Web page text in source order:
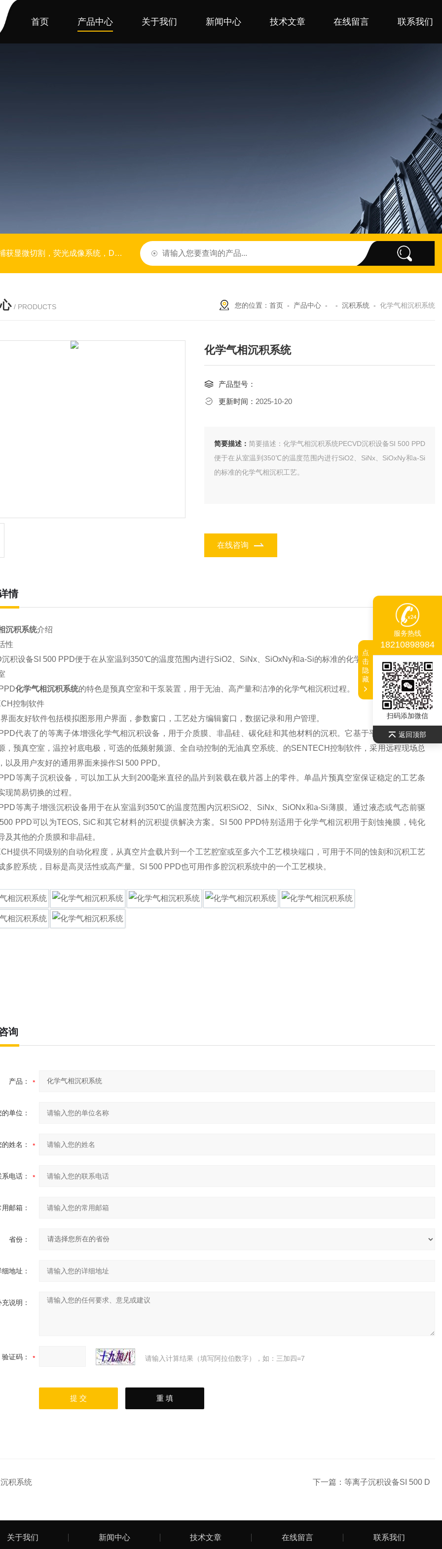
首页 产品中心 关于我们 新闻中心 技术文章 在线留言 联系我们
合成仪，半导体行业仪器设备，生命科学仪器，光刻机，
/ PRODUCTS 您的位置： 首页 - 产品中心 - - 沉积系统 - 化学气相沉积系统
化学气相沉积系统
产品型号：
更新时间： 2025-10-20
简要描述： 简要描述：化学气相沉积系统PECVD沉积设备SI 500 PPD
便于在从室温到350℃的温度范围内进行SiO2、SiNx、SiOxNy和a-Si
的标准的化学气相沉积工艺。
在线咨询
情
沉积系统介绍
性
积设备SI 500 PPD便于在从室温到350℃的温度范围内进行SiO2、SiNx、SiOxNy和a-Si的标准的化学气相沉积工艺。
化学气相沉积系统的特色是预真空室和干泵装置，用于无油、高产量和洁净的化学气相沉积过程。
控制软件
面友好软件包括模拟图形用户界面，参数窗口，工艺处方编辑窗口，数据记录和用户管理。
代表了的等离子体增强化学气相沉积设备，用于介质膜、非晶硅、碳化硅和其他材料的沉积。它基于平板电容耦合等
，预真空室，温控衬底电极，可选的低频射频源、全自动控制的无油真空系统、的SENTECH控制软件，采用远程现场总
以及用户友好的通用界面来操作SI 500 PPD。
等离子沉积设备，可以加工从大到200毫米直径的晶片到装载在载片器上的零件。单晶片预真空室保证稳定的工艺条
现简易切换的过程。
等离子增强沉积设备用于在从室温到350℃的温度范围内沉积SiO2、SiNx、SiONx和a-Si薄膜。通过液态或气态前驱
PPD可以为TEOS, SiC和其它材料的沉积提供解决方案。SI 500 PPD特别适用于化学气相沉积用于刻蚀掩膜，钝化
及其他的介质膜和非晶硅。
提供不同级别的自动化程度，从真空片盒载片到一个工艺腔室或至多六个工艺模块端口，可用于不同的蚀刻和沉积工艺
多腔系统，目标是高灵活性或高产量。SI 500 PPD也可用作多腔沉积系统中的一个工艺模块。
询
产品：
的单位：
的姓名：
系电话：
用邮箱：
省份：
细地址：
充说明：
验证码： 请输入计算结果（填写阿拉伯数字），如：三加四=7
沉积系统 下一篇： 等离子沉积设备SI 500 D
关于我们 新闻中心 技术文章 在线留言 联系我们
服务热线
18210898984
扫码添加微信
返回顶部
点
击
隐
藏